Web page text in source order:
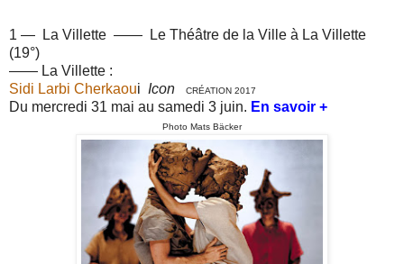
1 — La Villette ——
Le Théâtre de la Ville à La Villette
(19°)
—— La Villette :
Sidi Larbi Cherkaoui Icon CRÉATION 2017
Du mercredi 31 mai au samedi 3 juin. En savoir +
Photo Mats Bäcker